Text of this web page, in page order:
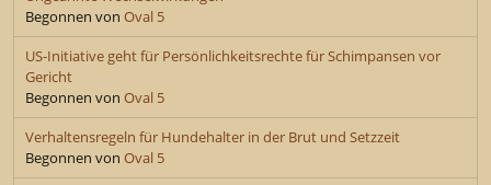
Begonnen von Oval 5
US-Initiative geht für Persönlichkeitsrechte für Schimpansen vor
Gericht
Begonnen von Oval 5
Verhaltensregeln für Hundehalter in der Brut und Setzzeit
Begonnen von Oval 5